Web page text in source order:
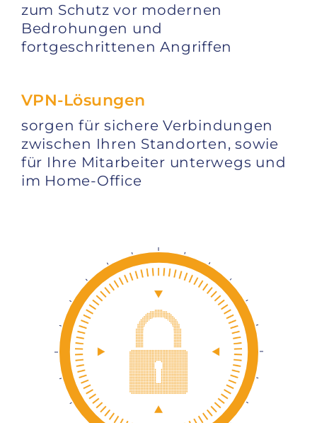
zum Schutz vor modernen
Bedrohungen und
fortgeschrittenen Angriffen
VPN-Lösungen
sorgen für sichere Verbindungen
zwischen Ihren Standorten, sowie
für Ihre Mitarbeiter unterwegs und
im Home-Office